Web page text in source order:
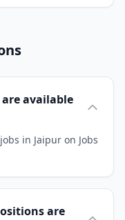
available
in Jaipur on Jobs
are